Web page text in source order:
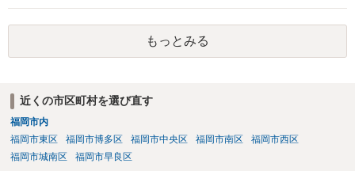
もっとみる
近くの市区町村を選び直す
福岡市内
福岡市東区
福岡市博多区 福岡市中央区 福岡市南区
福岡市西区
福岡市城南区
福岡市早良区